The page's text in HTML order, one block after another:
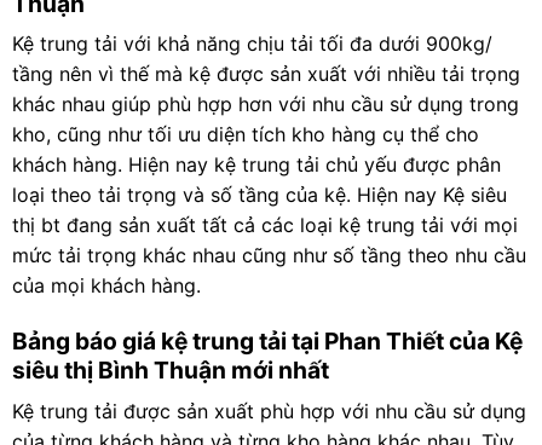
Kệ trung tải với khả năng chịu tải tối đa dưới 900kg/
tầng nên vì thế mà kệ được sản xuất với nhiều tải trọng
khác nhau giúp phù hợp hơn với nhu cầu sử dụng trong
kho, cũng như tối ưu diện tích kho hàng cụ thể cho
khách hàng. Hiện nay kệ trung tải chủ yếu được phân
loại theo tải trọng và số tầng của kệ. Hiện nay Kệ siêu
thị bt đang sản xuất tất cả các loại kệ trung tải với mọi
mức tải trọng khác nhau cũng như số tầng theo nhu cầu
của mọi khách hàng.
Bảng báo giá kệ trung tải tại Phan Thiết của Kệ
siêu thị Bình Thuận mới nhất
Kệ trung tải được sản xuất phù hợp với nhu cầu sử dụng